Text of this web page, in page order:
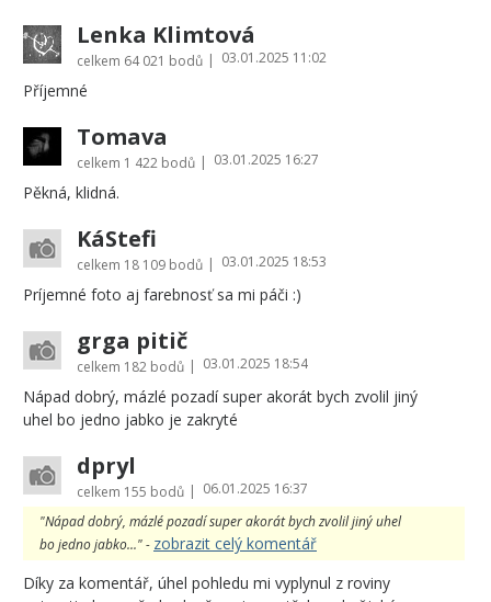
Lenka Klimtová
celkem 64 021 bodů | 03.01.2025 11:02
Příjemné
Tomava
celkem 1 422 bodů | 03.01.2025 16:27
Pěkná, klidná.
KáStefi
celkem 18 109 bodů | 03.01.2025 18:53
Príjemné foto aj farebnosť sa mi páči :)
grga pitič
celkem 182 bodů | 03.01.2025 18:54
Nápad dobrý, mázlé pozadí super akorát bych zvolil jiný
uhel bo jedno jabko je zakryté
dpryl
celkem 155 bodů | 06.01.2025 16:37
"Nápad dobrý, mázlé pozadí super akorát bych zvolil jiný uhel
bo jedno jabko..." - zobrazit celý komentář
Díky za komentář, úhel pohledu mi vyplynul z roviny